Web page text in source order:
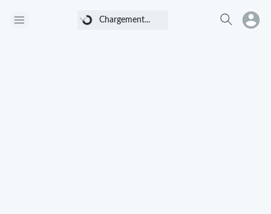
Chargement...